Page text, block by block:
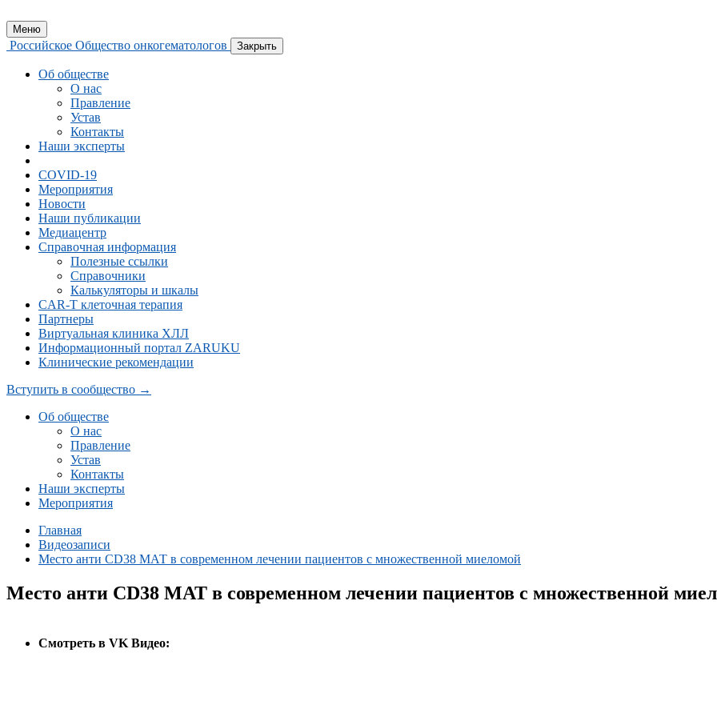
Меню
Российское Общество онкогематологов Закрыть
Об обществе
О нас
Правление
Устав
Контакты
Наши эксперты
COVID-19
Мероприятия
Новости
Наши публикации
Медиацентр
Справочная информация
Полезные ссылки
Справочники
Калькуляторы и шкалы
CAR-Т клеточная терапия
Партнеры
Виртуальная клиника ХЛЛ
Информационный портал ZARUKU
Клинические рекомендации
Вступить в сообщество →
Об обществе
О нас
Правление
Устав
Контакты
Наши эксперты
Мероприятия
Главная
Видеозаписи
Место анти CD38 МАТ в современном лечении пациентов с множественной миеломой
Место анти CD38 МАТ в современном лечении пациентов с множественной
Cмотреть в VK Видео: